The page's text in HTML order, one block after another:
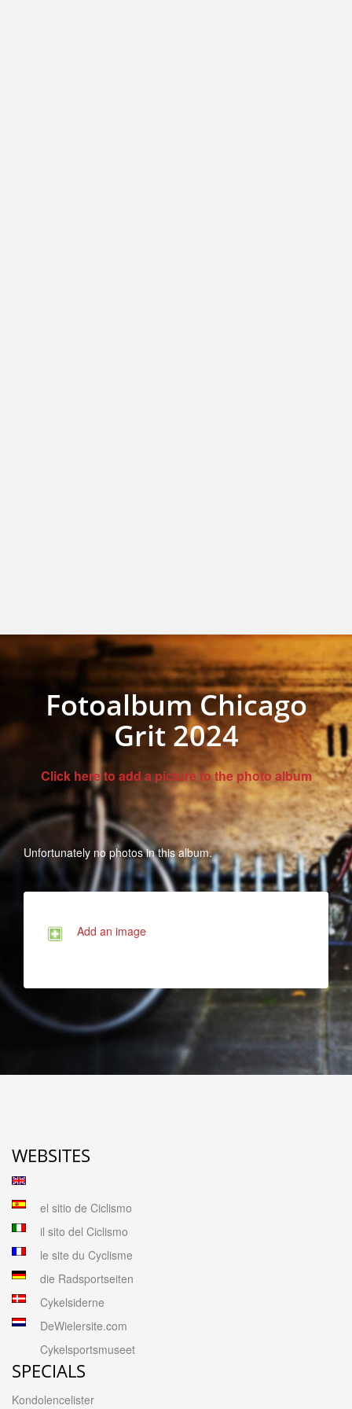
Fotoalbum Chicago
Grit 2024
Click here to add a picture to the photo album
Unfortunately no photos in this album.
Add an image
WEBSITES
el sitio de Ciclismo
il sito del Ciclismo
le site du Cyclisme
die Radsportseiten
Cykelsiderne
DeWielersite.com
Cykelsportsmuseet
SPECIALS
Kondolencelister